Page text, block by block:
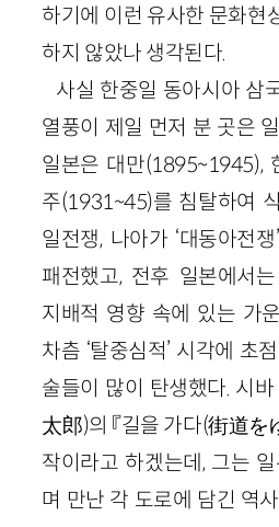
하기에 이런 유사한 문화현
하지 않았나 생각된다.
사실 한중일 동아시아 삼
열풍이 제일 먼저 분 곳은
일본은 대만(1895~1945),
주(1931~45)를 침탈하여
일전쟁, 나아가 ‘대동아전
패전했고, 전후 일본에서
지배적 영향 속에 있는 가
차츰 ‘탈중심적’ 시각에 초
술들이 많이 탄생했다. 시
太郎)의 『길을 가다(街道を
작이라고 하겠는데, 그는
며 만난 각 도로에 담긴 역